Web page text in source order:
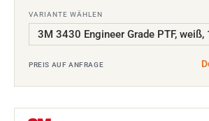
VARIANTE WÄHLEN
PREIS AUF ANFRAGE